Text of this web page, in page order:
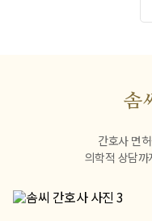
솜
간호사 면
의학적 상담